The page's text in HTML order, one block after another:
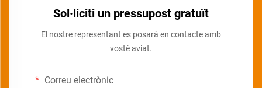
Sol·liciti un pressupost gratuït
El nostre representant es posarà en contacte amb
vostè aviat.
Correu electrònic